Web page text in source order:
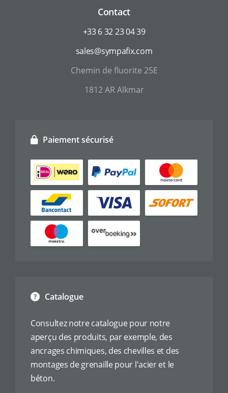
Contact
+33 6 32 23 04 39
sales@sympafix.com
Chemin de fluorite 25E
1812 AR Alkmar
Catalogue
Consultez notre catalogue pour notre
aperçu des produits, par exemple, des
ancrages chimiques, des chevilles et des
montages de grenaille pour l'acier et le
béton.
Paiement sécurisé